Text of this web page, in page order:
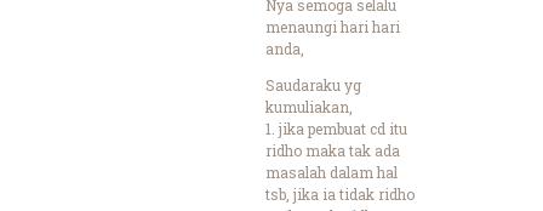
Nya semoga selalu
menaungi hari hari
anda,
Saudaraku yg
kumuliakan,
1. jika pembuat cd itu
ridho maka tak ada
masalah dalam hal
tsb, jika ia tidak ridho